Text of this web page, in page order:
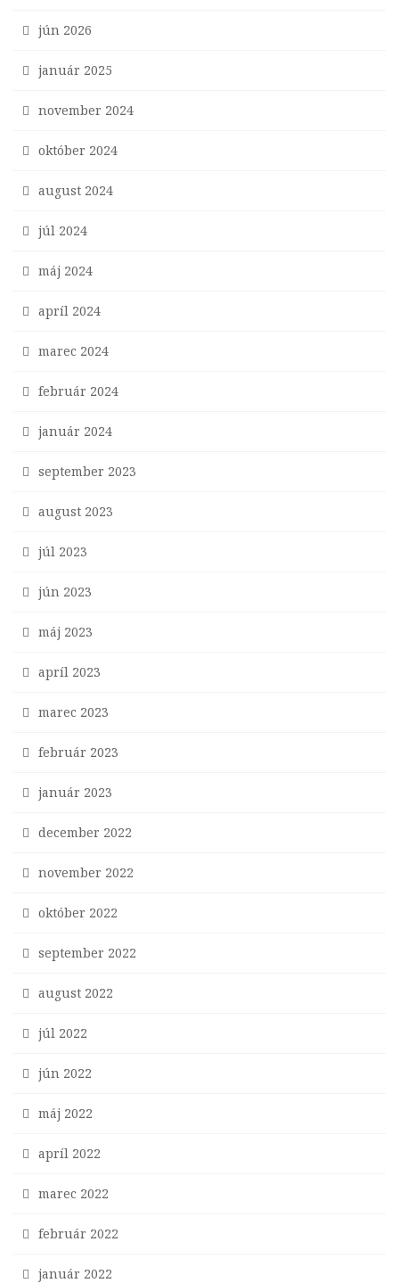
jún 2026
január 2025
november 2024
október 2024
august 2024
júl 2024
máj 2024
apríl 2024
marec 2024
február 2024
január 2024
september 2023
august 2023
júl 2023
jún 2023
máj 2023
apríl 2023
marec 2023
február 2023
január 2023
december 2022
november 2022
október 2022
september 2022
august 2022
júl 2022
jún 2022
máj 2022
apríl 2022
marec 2022
február 2022
január 2022